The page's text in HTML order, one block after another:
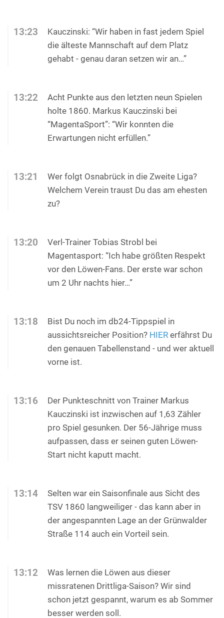
13:23
Kauczinski: “Wir haben in fast jedem Spiel
die älteste Mannschaft auf dem Platz
gehabt - genau daran setzen wir an…”
13:22
Acht Punkte aus den letzten neun Spielen
holte 1860. Markus Kauczinski bei
“MagentaSport”: “Wir konnten die
Erwartungen nicht erfüllen.”
13:21
Wer folgt Osnabrück in die Zweite Liga?
Welchem Verein traust Du das am ehesten
zu?
13:20
Verl-Trainer Tobias Strobl bei
Magentasport: “Ich habe größten Respekt
vor den Löwen-Fans. Der erste war schon
um 2 Uhr nachts hier…”
13:18
Bist Du noch im db24-Tippspiel in
aussichtsreicher Position? HIER erfährst Du
den genauen Tabellenstand - und wer aktuell
vorne ist.
13:16
Der Punkteschnitt von Trainer Markus
Kauczinski ist inzwischen auf 1,63 Zähler
pro Spiel gesunken. Der 56-Jährige muss
aufpassen, dass er seinen guten Löwen-
Start nicht kaputt macht.
13:14
Selten war ein Saisonfinale aus Sicht des
TSV 1860 langweiliger - das kann aber in
der angespannten Lage an der Grünwalder
Straße 114 auch ein Vorteil sein.
13:12
Was lernen die Löwen aus dieser
missratenen Drittliga-Saison? Wir sind
schon jetzt gespannt, warum es ab Sommer
besser werden soll.